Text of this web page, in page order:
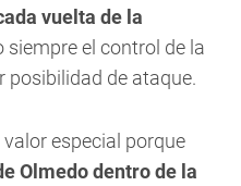
vuelta de la
siempre el control de la
posibilidad de ataque.
especial porque
Olmedo dentro de la